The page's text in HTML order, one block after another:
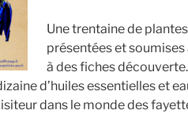
Une trentaine de
présentées et
à des fiches
d’huiles essentielles et
dans le monde des